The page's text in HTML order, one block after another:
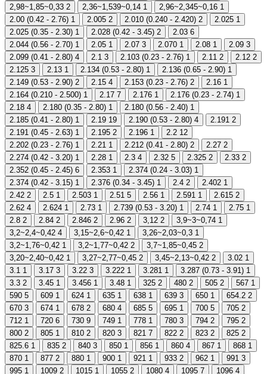
2,98~1,85~0,33 2 2,36~1,539~0,14 1 2,96~2,345~0,16 1
2.00 (0.42 - 2.76) 1 2.005 2 2.010 (0.240 - 2.420) 2 2.025 1
2.025 (0.35 - 2.30) 1 2.028 (0.42 - 3.45) 2 2.03 6
2.044 (0.56 - 2.70) 1 2.05 1 2.07 3 2.070 1 2.08 1 2.09 3
2.099 (0.41 - 2.80) 4 2.1 3 2.103 (0.23 - 2.76) 1 2.11 2 2.12 2
2.125 3 2.13 1 2.134 (0.53 - 2.80) 1 2.136 (0.65 - 2.90) 1
2.149 (0.53 - 2.90) 2 2.15 4 2.153 (0.23 - 2.76) 2 2.16 1
2.164 (0.210 - 2.500) 1 2.17 7 2.176 1 2.176 (0.23 - 2.74) 1
2.18 4 2.180 (0.35 - 2.80) 1 2.180 (0.56 - 2.40) 1
2.185 (0.41 - 2.80) 1 2.19 19 2.190 (0.53 - 2.80) 4 2.191 2
2.191 (0.45 - 2.63) 1 2.195 2 2.196 1 2.2 12
2.202 (0.23 - 2.76) 1 2.21 1 2.212 (0.41 - 2.80) 2 2.27 2
2.274 (0.42 - 3.20) 1 2.28 1 2.3 4 2.32 5 2.325 2 2.33 2
2.352 (0.45 - 2.45) 6 2.353 1 2.374 (0.24 - 3.03) 1
2.374 (0.42 - 3.15) 1 2.376 (0.34 - 3.45) 1 2.4 2 2.402 1
2.42 2 2.5 1 2.503 1 2.51 5 2.56 1 2.591 1 2.615 2
2.62 4 2.624 1 2.73 1 2.739 (0.53 - 3.20) 1 2.74 1 2.75 1
2.8 2 2.84 2 2.846 2 2.96 2 3,12 2 3,9~3~0,74 1
3,2~2,4~0,42 4 3,15~2,6~0,42 1 3,26~2,03~0,3 1
3,2~1,76~0,42 1 3,2~1,77~0,42 2 3,7~1,85~0,45 2
3,20~2,40~0,42 1 3,27~2,77~0,45 2 3,45~2,13~0,42 2 3.02 1
3.1 1 3.17 3 3.22 3 3.222 1 3.281 1 3.287 (0.73 - 3.91) 1
3.3 2 3.45 1 3.456 1 3.48 1 325 2 480 2 505 2 567 1
590 5 609 1 624 1 635 1 638 1 639 3 650 1 654.2 2
670 3 674 1 678 2 680 4 685 5 695 1 700 5 705 2
712 1 720 6 730 9 749 1 778 1 780 3 794 2 795 2
800 2 805 1 810 2 820 3 821 7 822 2 823 2 825 2
825.6 1 835 2 840 3 850 1 856 1 860 4 867 1 868 1
870 1 877 2 880 1 900 1 921 1 933 2 962 1 991 3
995 1 1009 2 1015 1 1055 2 1080 4 1095 7 1096 4